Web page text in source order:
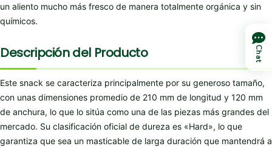
un aliento mucho más fresco de manera totalmente orgánica y sin
químicos.
Descripción del Producto
Este snack se caracteriza principalmente por su generoso tamaño,
con unas dimensiones promedio de 210 mm de longitud y 120 mm
de anchura, lo que lo sitúa como una de las piezas más grandes del
mercado. Su clasificación oficial de dureza es «Hard», lo que
garantiza que sea un masticable de larga duración que mantendrá a
Chat